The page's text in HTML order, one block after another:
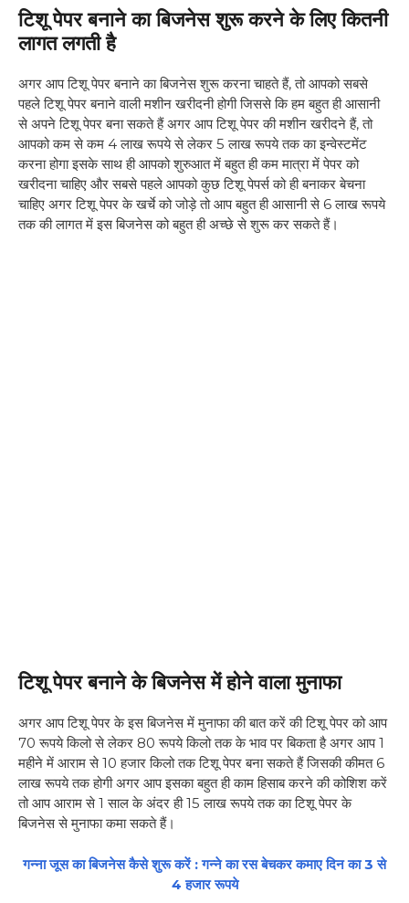
टिशू पेपर बनाने का बिजनेस शुरू करने के लिए कितनी
लागत लगती है
अगर आप टिशू पेपर बनाने का बिजनेस शुरू करना चाहते हैं, तो आपको सबसे
पहले टिशू पेपर बनाने वाली मशीन खरीदनी होगी जिससे कि हम बहुत ही आसानी
से अपने टिशू पेपर बना सकते हैं अगर आप टिशू पेपर की मशीन खरीदने हैं, तो
आपको कम से कम 4 लाख रूपये से लेकर 5 लाख रूपये तक का इन्वेस्टमेंट
करना होगा इसके साथ ही आपको शुरुआत में बहुत ही कम मात्रा में पेपर को
खरीदना चाहिए और सबसे पहले आपको कुछ टिशू पेपर्स को ही बनाकर बेचना
चाहिए अगर टिशू पेपर के खर्चे को जोड़े तो आप बहुत ही आसानी से 6 लाख रूपये
तक की लागत में इस बिजनेस को बहुत ही अच्छे से शुरू कर सकते हैं।
टिशू पेपर बनाने के बिजनेस में होने वाला मुनाफा
अगर आप टिशू पेपर के इस बिजनेस में मुनाफा की बात करें की टिशू पेपर को आप
70 रूपये किलो से लेकर 80 रूपये किलो तक के भाव पर बिकता है अगर आप 1
महीने में आराम से 10 हजार किलो तक टिशू पेपर बना सकते हैं जिसकी कीमत 6
लाख रूपये तक होगी अगर आप इसका बहुत ही काम हिसाब करने की कोशिश करें
तो आप आराम से 1 साल के अंदर ही 15 लाख रूपये तक का टिशू पेपर के
बिजनेस से मुनाफा कमा सकते हैं।
गन्ना जूस का बिजनेस कैसे शुरू करें : गन्ने का रस बेचकर कमाए दिन का 3 से
4 हजार रूपये